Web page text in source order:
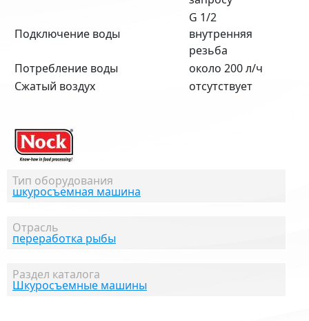
Тип оборудования
шкуросъемная машина
Отрасль
переработка рыбы
Раздел каталога
Шкуросъемные машины
Подключение воды
G 1/2
внутренняя
резьба
Потребление воды
около 200 л/ч
Сжатый воздух
отсутствует